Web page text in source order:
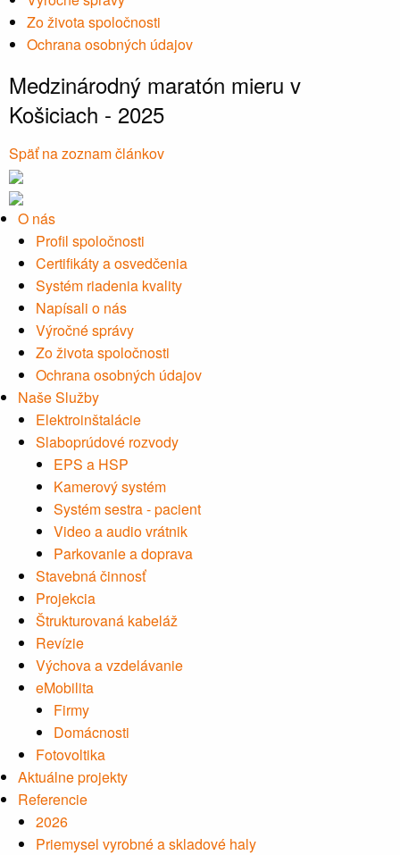
Zo života spoločnosti
Ochrana osobných údajov
Medzinárodný maratón mieru v
Košiciach - 2025
Späť na zoznam článkov
O nás
Profil spoločnosti
Certifikáty a osvedčenia
Systém riadenia kvality
Napísali o nás
Výročné správy
Zo života spoločnosti
Ochrana osobných údajov
Naše Služby
Elektroinštalácie
Slaboprúdové rozvody
EPS a HSP
Kamerový systém
Systém sestra - pacient
Video a audio vrátnik
Parkovanie a doprava
Stavebná činnosť
Projekcia
Štrukturovaná kabeláž
Revízie
Výchova a vzdelávanie
eMobilita
Firmy
Domácnosti
Fotovoltika
Aktuálne projekty
Referencie
2026
Priemysel vyrobné a skladové haly